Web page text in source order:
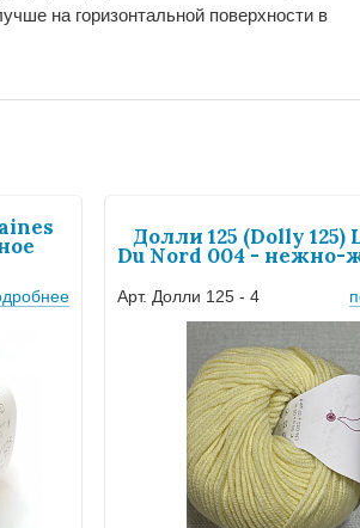
на горизонтальной поверхности в
Долли 125 (Dolly 125)
Du Nord 004 - нежно-
Арт. Долли 125 - 4